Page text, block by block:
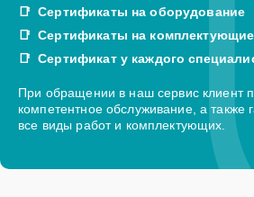
Сертификаты на оборудование
Сертификаты на комплектующие
Сертификат у каждого
При обращении в наш сервис клиент
компетентное обслуживание, а также
все виды работ и комплектующих.